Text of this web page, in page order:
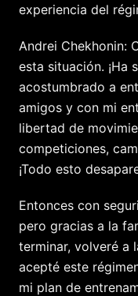
experiencia del
Andrei Chekhonin:
esta situación. ¡Ha
acostumbrado a
amigos y con mi
libertad de
competiciones,
¡Todo esto
Entonces con
pero gracias a la
terminar, volveré a
acepté este
mi plan de